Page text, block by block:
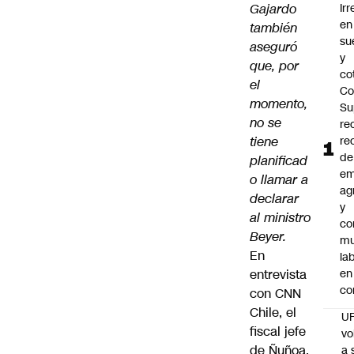
Gajardo
también
aseguró
que, por
el
momento,
no se
tiene
planificad
o llamar a
declarar
al ministro
Beyer.
En
entrevista
con CNN
Chile, el
fiscal jefe
de Ñuñoa,
en
y
de
y
a